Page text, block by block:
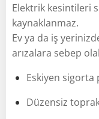
Elektrik kesintileri
kaynaklanmaz.
Ev ya da iş
arızalara sebep
Eskiyen sigorta
Düzensiz